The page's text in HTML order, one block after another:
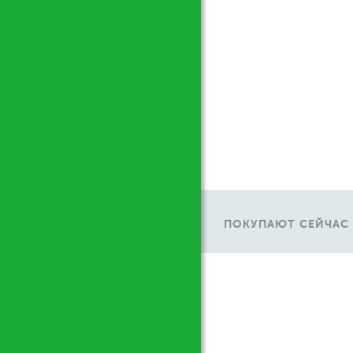
ПОКУПАЮТ СЕЙЧАС